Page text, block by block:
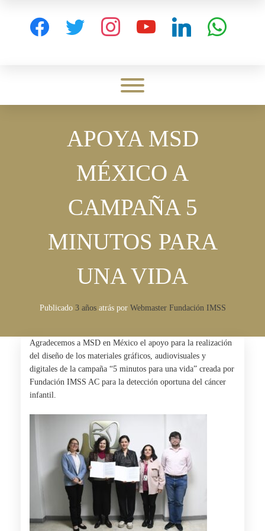
facebook twitter instagram youtube linkedin whatsapp
Toggle menu visibility.
APOYA MSD
MÉXICO A
CAMPAÑA 5
MINUTOS PARA
UNA VIDA
Publicado 3 añosatrás por Webmaster Fundación IMSS
Agradecemos a MSD en México el apoyo para la realización
del diseño de los materiales gráficos, audiovisuales y
digitales de la campaña “5 minutos para una vida” creada por
Fundación IMSS AC para la detección oportuna del cáncer
infantil.